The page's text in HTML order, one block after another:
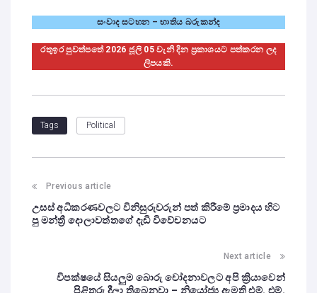
සංවාද සටහන – භාතිය බරුකන්ද
රතුඉර පුවත්පතේ 2026 ජූලි 05 වැනි දින ප්‍රකාශයට පත්කරන ලද
ලිපයකි.
Tags Political
Previous article
උසස් අධිකරණවලට විනිසුරුවරුන් පත් කිරීමේ ප්‍රමාදය හිට
පු මන්ත්‍රී දොලාවත්තගේ දැඩි විවේචනයට
Next article
විපක්ෂයේ සියලුම බොරු චෝදනාවලට අපි ක්‍රියාවෙන්
පිළිතුරු දීලා තිබෙනවා – නියෝජ්‍ය ඇමති එම්. එම්.